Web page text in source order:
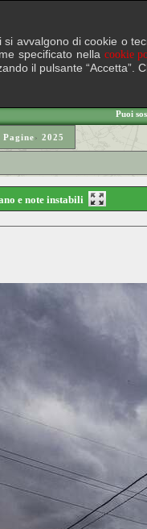
Puoi
› 2025
e note instabili
avvalgono di cookie o
specificato nella cookie
il pulsante “Accetta”.